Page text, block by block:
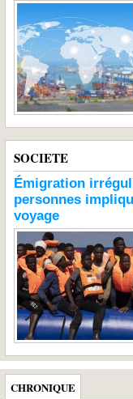
SOCIETE
Émigration
personnes
voyage
CHRONIQUE